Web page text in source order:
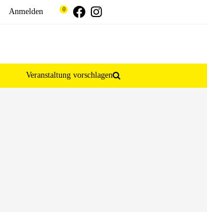
Anmelden 0 Facebook
Veranstaltung vorschlagen